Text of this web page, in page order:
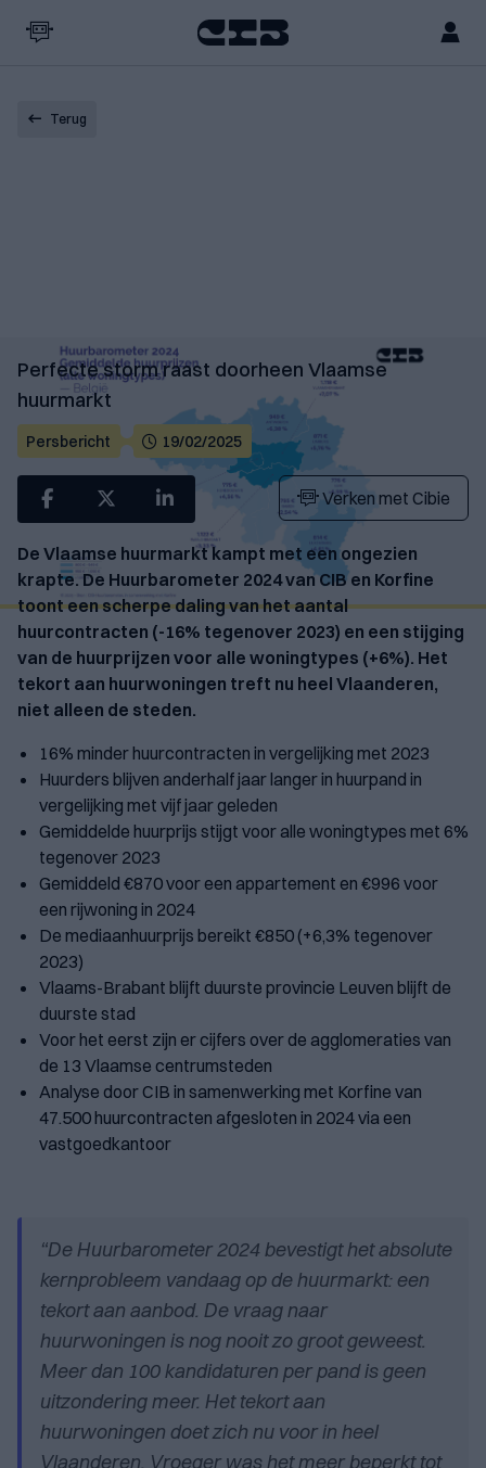
Terug
Perfecte storm raast doorheen Vlaamse
huurmarkt
Persbericht 19/02/2025
Verken met Cibie
De Vlaamse huurmarkt kampt met een ongezien
krapte. De Huurbarometer 2024 van CIB en Korfine
toont een scherpe daling van het aantal
huurcontracten (-16% tegenover 2023) en een stijging
van de huurprijzen voor alle woningtypes (+6%). Het
tekort aan huurwoningen treft nu heel Vlaanderen,
niet alleen de steden.
16% minder huurcontracten in vergelijking met 2023
Huurders blijven anderhalf jaar langer in huurpand in
vergelijking met vijf jaar geleden
Gemiddelde huurprijs stijgt voor alle woningtypes met 6%
tegenover 2023
Gemiddeld €870 voor een appartement en €996 voor
een rijwoning in 2024
De mediaanhuurprijs bereikt €850 (+6,3% tegenover
2023)
Vlaams-Brabant blijft duurste provincie Leuven blijft de
duurste stad
Voor het eerst zijn er cijfers over de agglomeraties van
de 13 Vlaamse centrumsteden
Analyse door CIB in samenwerking met Korfine van
47.500 huurcontracten afgesloten in 2024 via een
vastgoedkantoor
“De Huurbarometer 2024 bevestigt het absolute
kernprobleem vandaag op de huurmarkt: een
tekort aan aanbod. De vraag naar
huurwoningen is nog nooit zo groot geweest.
Meer dan 100 kandidaturen per pand is geen
uitzondering meer. Het tekort aan
huurwoningen doet zich nu voor in heel
Vlaanderen. Vroeger was het meer beperkt tot